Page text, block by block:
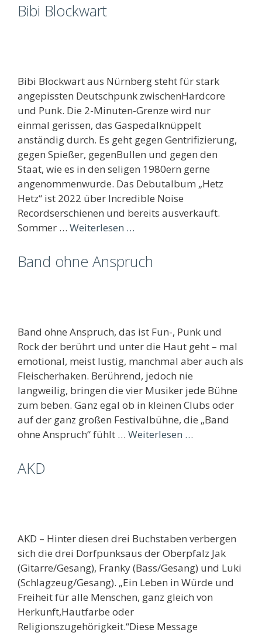
Bibi Blockwart
Bibi Blockwart aus Nürnberg steht für stark
angepissten Deutschpunk zwischenHardcore
und Punk. Die 2-Minuten-Grenze wird nur
einmal gerissen, das Gaspedalknüppelt
anständig durch. Es geht gegen Gentrifizierung,
gegen Spießer, gegenBullen und gegen den
Staat, wie es in den seligen 1980ern gerne
angenommenwurde. Das Debutalbum „Hetz
Hetz“ ist 2022 über Incredible Noise
Recordserschienen und bereits ausverkauft.
Sommer … Weiterlesen …
Band ohne Anspruch
Band ohne Anspruch, das ist Fun-, Punk und
Rock der berührt und unter die Haut geht – mal
emotional, meist lustig, manchmal aber auch als
Fleischerhaken. Berührend, jedoch nie
langweilig, bringen die vier Musiker jede Bühne
zum beben. Ganz egal ob in kleinen Clubs oder
auf der ganz großen Festivalbühne, die „Band
ohne Anspruch“ fühlt … Weiterlesen …
AKD
AKD – Hinter diesen drei Buchstaben verbergen
sich die drei Dorfpunksaus der Oberpfalz Jak
(Gitarre/Gesang), Franky (Bass/Gesang) und Luki
(Schlagzeug/Gesang). „Ein Leben in Würde und
Freiheit für alle Menschen, ganz gleich von
Herkunft,Hautfarbe oder
Religionszugehörigkeit.“Diese Message